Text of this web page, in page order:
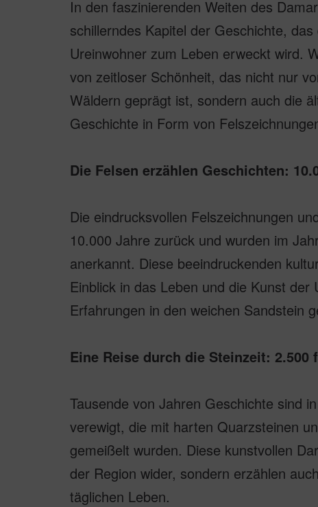
In den faszinierenden Weiten des
schillerndes Kapitel der Geschichte,
Ureinwohner zum Leben erweckt wird.
von zeitloser Schönheit, das nicht nur
Wäldern geprägt ist, sondern auch die
Geschichte in Form von
Die Felsen erzählen Geschichten:
Die eindrucksvollen Felszeichnungen
10.000 Jahre zurück und wurden im
anerkannt. Diese beeindruckenden
Einblick in das Leben und die Kunst
Erfahrungen in den weichen Sandstein
Eine Reise durch die Steinzeit: 2.500
Tausende von Jahren Geschichte sind
verewigt, die mit harten Quarzsteinen
gemeißelt wurden. Diese kunstvollen
der Region wider, sondern erzählen
täglichen Leben.